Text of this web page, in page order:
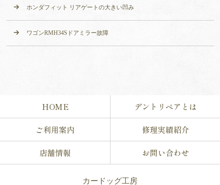
ホンダフィット リアゲートの大きい凹み
ワゴンRMH34Sドアミラー故障
HOME
デントリペアとは
ご利用案内
修理実績紹介
店舗情報
お問い合わせ
カードッグ工房